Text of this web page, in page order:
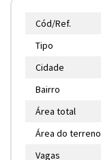
Cód/Ref.
Tipo
Cidade
Bairro
Área total
Área do terreno
Vagas